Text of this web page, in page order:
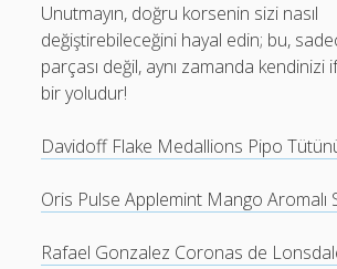
Unutmayın, doğru korsenin sizi nasıl
değiştirebileceğini hayal edin; bu,
parçası değil, aynı zamanda kendinizi
bir yoludur!
Davidoff Flake Medallions Pipo
Oris Pulse Applemint Mango Aromalı
Rafael Gonzalez Coronas de